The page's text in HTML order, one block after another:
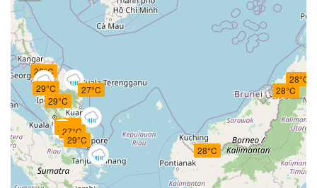
29°C
29°C
28°C
27°C
28°C
29°C
28°C
29°C
27°C
28°C
28°C